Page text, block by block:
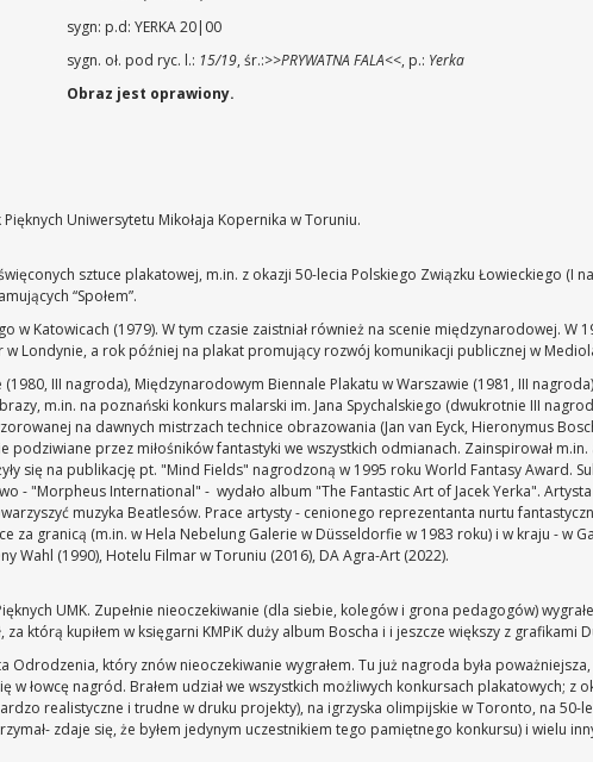
sygn: p.d: YERKA 20|00
sygn. oł. pod ryc. l.: 15/19, śr.:>>PRYWATNA FALA<<, p.: Yerka
Obraz jest oprawiony.
Uniwersytetu Mikołaja Kopernika w Toruniu.
sztuce plakatowej, m.in. z okazji 50-lecia Polskiego Związku Łowieckiego (I
“Społem”.
Katowicach (1979). W tym czasie zaistniał również na scenie międzynarodowej. W
Londynie, a rok później na plakat promujący rozwój komunikacji publicznej w
III nagroda), Międzynarodowym Biennale Plakatu w Warszawie (1981, III
m.in. na poznański konkurs malarski im. Jana Spychalskiego (dwukrotnie III
na dawnych mistrzach technice obrazowania (Jan van Eyck, Hieronymus
przez miłośników fantastyki we wszystkich odmianach. Zainspirował
się na publikację pt. "Mind Fields" nagrodzoną w 1995 roku World Fantasy Award.
- "Morpheus International" - wydało album "The Fantastic Art of Jacek Yerka".
muzyka Beatlesów. Prace artysty - cenionego reprezentanta nurtu
za granicą (m.in. w Hela Nebelung Galerie w Düsseldorfie w 1983 roku) i w kraju - w
Wahl (1990), Hotelu Filmar w Toruniu (2016), DA Agra-Art (2022).
UMK. Zupełnie nieoczekiwanie (dla siebie, kolegów i grona pedagogów)
którą kupiłem w księgarni KMPiK duży album Boscha i i jeszcze większy z grafikami
który znów nieoczekiwanie wygrałem. Tu już nagroda była poważniejsza,
łowcę nagród. Brałem udział we wszystkich możliwych konkursach plakatowych; z
realistyczne i trudne w druku projekty), na igrzyska olimpijskie w Toronto, na 50-
zdaje się, że byłem jedynym uczestnikiem tego pamiętnego konkursu) i wielu